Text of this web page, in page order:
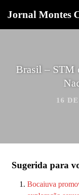
Jornal Montes
Brasil – STM
16
Sugerida para
Bocaiuva